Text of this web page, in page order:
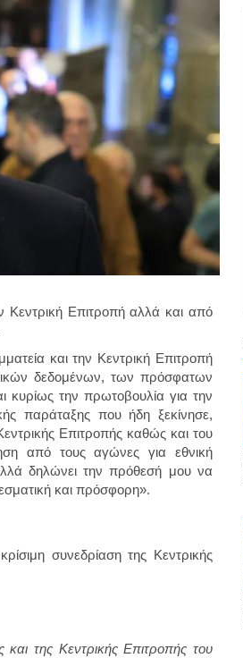
Κεντρική Επιτροπή αλλά και από
και την Κεντρική Επιτροπή
δεδομένων, των πρόσφατων
κυρίως την πρωτοβουλία για την
παράταξης που ήδη ξεκίνησε,
Επιτροπής καθώς και του
από τους αγώνες για εθνική
δηλώνει την πρόθεσή μου να
και πρόσφορη».
συνεδρίαση της Κεντρικής
της Κεντρικής Επιτροπής του